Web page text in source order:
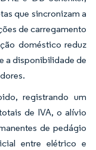
que sincronizam a
de carregamento
doméstico reduz
a disponibilidade de
registrando um
de IVA, o alívio
de pedágio
entre elétrico e